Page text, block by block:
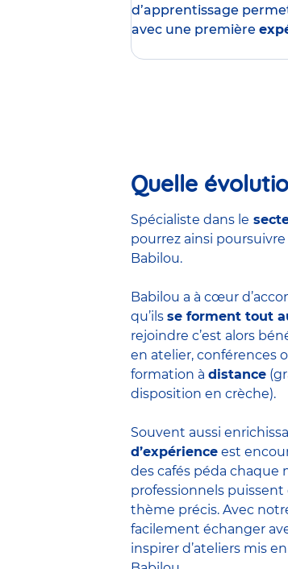
d’apprentissage
avec une première
Quelle
Spécialiste dans le
pourrez ainsi
Babilou.
Babilou a à cœur
qu’ils se forment tout
rejoindre c’est alors
en atelier, conférences
formation à distance
disposition en crèche).
Souvent aussi
d’expérience est
des cafés péda chaque
professionnels puissent
thème précis. Avec
facilement échanger
inspirer d’ateliers mis